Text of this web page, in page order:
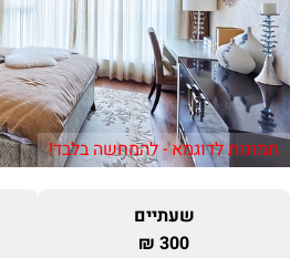
תמונות לדוגמא - להמחשה בלבד!
שעתיים
300 ₪